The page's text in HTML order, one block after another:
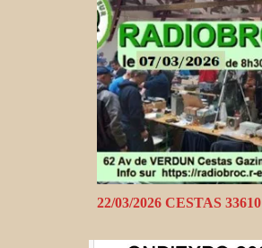
22/03/2026 CESTAS 33610